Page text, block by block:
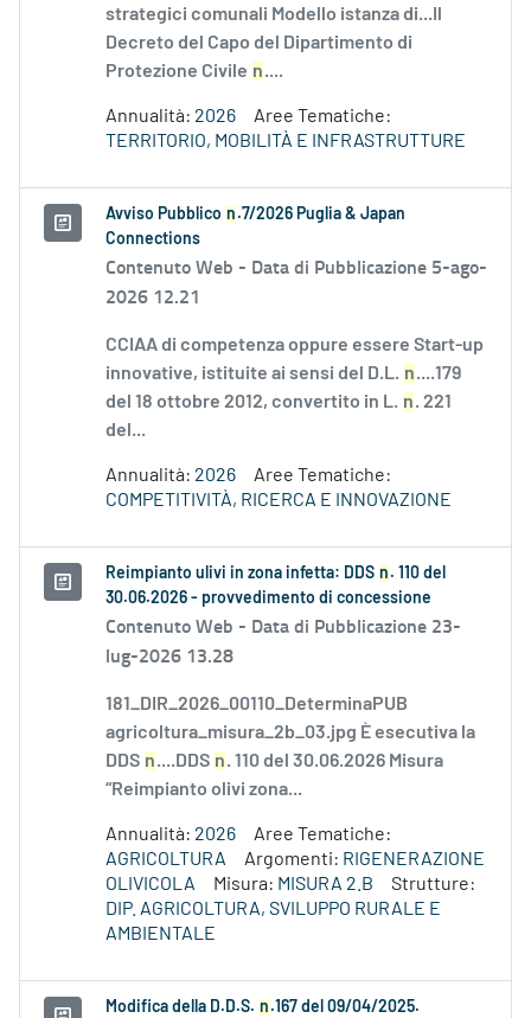
strategici comunali Modello istanza di...Il
Decreto del Capo del Dipartimento di
Protezione Civile n....
Annualità: 2026
Aree Tematiche:
TERRITORIO, MOBILITÀ E INFRASTRUTTURE
Avviso Pubblico n .7/2026 Puglia & Japan
Connections
Contenuto Web - Data di Pubblicazione 5-ago-
2026 12.21
CCIAA di competenza oppure essere Start-up
innovative, istituite ai sensi del D.L. n....179
del 18 ottobre 2012, convertito in L. n. 221
del...
Annualità: 2026
Aree Tematiche:
COMPETITIVITÀ, RICERCA E INNOVAZIONE
Reimpianto ulivi in zona infetta: DDS n . 110 del
30.06.2026 - provvedimento di concessione
Contenuto Web - Data di Pubblicazione 23-
lug-2026 13.28
181_DIR_2026_00110_DeterminaPUB
agricoltura_misura_2b_03.jpg È esecutiva la
DDS n....DDS n. 110 del 30.06.2026 Misura
“Reimpianto olivi zona...
Annualità: 2026
Aree Tematiche:
AGRICOLTURA
Argomenti: RIGENERAZIONE
OLIVICOLA
Misura: MISURA 2.B
Strutture:
DIP. AGRICOLTURA, SVILUPPO RURALE E
AMBIENTALE
Modifica della D.D.S. n .167 del 09/04/2025.